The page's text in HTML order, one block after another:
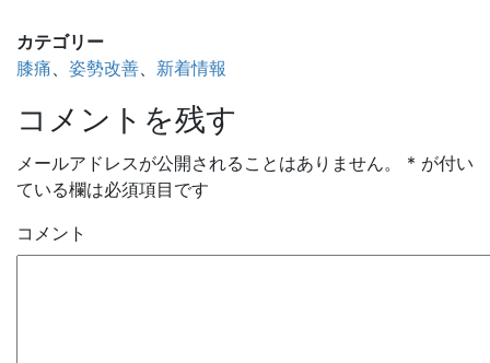
カテゴリー
膝痛
姿勢改善 新着情報
コメントを残す
メールアドレスが公開されることはありません。 * が付い
ている欄は必須項目です
コメント